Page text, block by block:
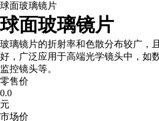
球面玻璃镜片
球面玻璃镜片
玻璃镜片的折射率和色散分布较广，
好，广泛应用于高端光学镜头中，如
监控镜头等。
零售价
0.0
元
市场价